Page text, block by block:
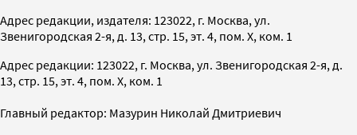
Адрес редакции, издателя: 123022, г. Москва, ул.
Звенигородская 2-я, д. 13, стр. 15, эт. 4, пом. X, ком. 1
Адрес редакции: 123022, г. Москва, ул. Звенигородская 2-я, д.
13, стр. 15, эт. 4, пом. X, ком. 1
Главный редактор: Мазурин Николай Дмитриевич